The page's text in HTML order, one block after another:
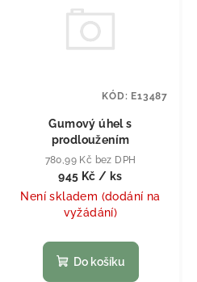
Gumový úhel s
prodloužením
780,99 Kč bez DPH
945 Kč / ks
Není skladem (dodání na
vyžádání)
Do košíku
KÓD: E13487